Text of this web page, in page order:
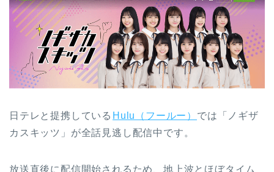
日テレと提携している Hulu（フールー） では「ノギザ
カスキッツ」が全話見逃し配信中です。
放送直後に配信開始されるため、地上波とほぼタイム